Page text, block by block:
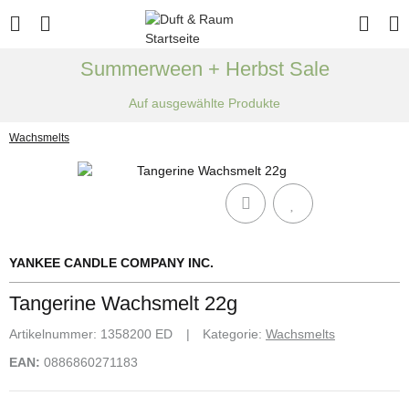
Summerween + Herbst Sale
Auf ausgewählte Produkte
Wachsmelts
YANKEE CANDLE COMPANY INC.
Tangerine Wachsmelt 22g
Artikelnummer: 1358200 ED Kategorie: Wachsmelts
EAN: 0886860271183